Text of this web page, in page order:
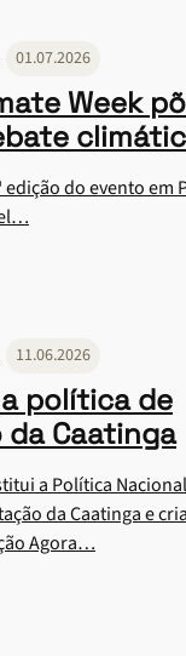
01.07.2026
Week
edição do evento em
11.06.2026
política de
Caatinga
a Política
da Caatinga e
Agora…